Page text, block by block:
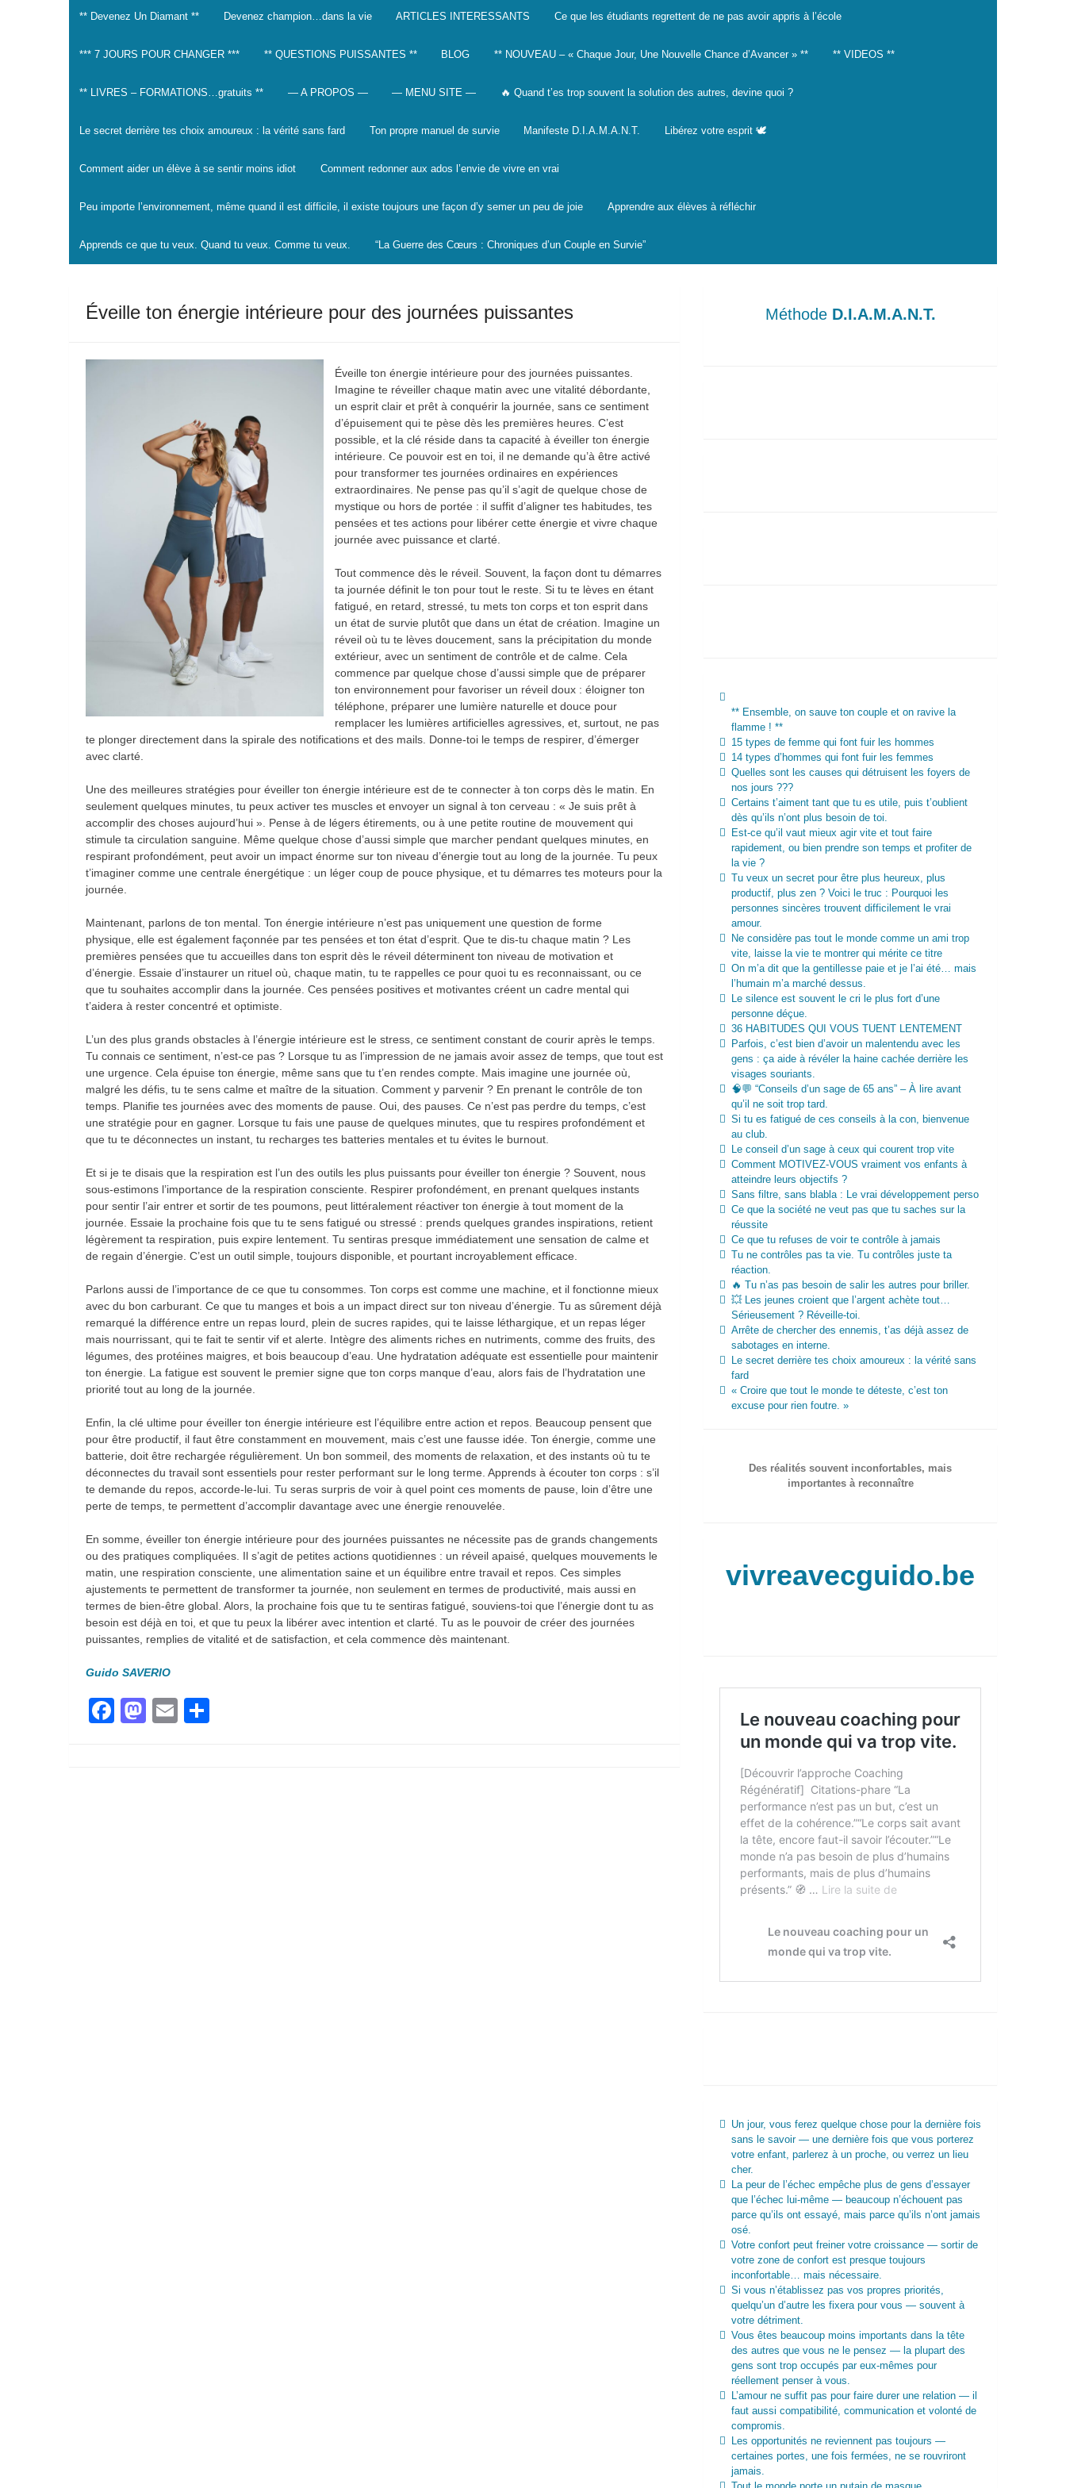
** Devenez Un Diamant ** Devenez champion…dans la vie ARTICLES INTERESSANTS Ce que les étudiants regrettent de ne pas avoir appris à l’école
*** 7 JOURS POUR CHANGER *** ** QUESTIONS PUISSANTES ** BLOG ** NOUVEAU – « Chaque Jour, Une Nouvelle Chance d’Avancer » ** ** VIDEOS **
** LIVRES – FORMATIONS…gratuits ** — A PROPOS — — MENU SITE — 🔥 Quand t’es trop souvent la solution des autres, devine quoi ?
Le secret derrière tes choix amoureux : la vérité sans fard Ton propre manuel de survie Manifeste D.I.A.M.A.N.T. Libérez votre esprit 🕊️
Comment aider un élève à se sentir moins idiot Comment redonner aux ados l’envie de vivre en vrai
Peu importe l’environnement, même quand il est difficile, il existe toujours une façon d’y semer un peu de joie Apprendre aux élèves à réfléchir
Apprends ce que tu veux. Quand tu veux. Comme tu veux. “La Guerre des Cœurs : Chroniques d’un Couple en Survie”
Éveille ton énergie intérieure pour des journées puissantes
Éveille ton énergie intérieure pour des journées puissantes.
Imagine te réveiller chaque matin avec une vitalité débordante,
un esprit clair et prêt à conquérir la journée, sans ce sentiment
d’épuisement qui te pèse dès les premières heures. C’est
possible, et la clé réside dans ta capacité à éveiller ton énergie
intérieure. Ce pouvoir est en toi, il ne demande qu’à être activé
pour transformer tes journées ordinaires en expériences
extraordinaires. Ne pense pas qu’il s’agit de quelque chose de
mystique ou hors de portée : il suffit d’aligner tes habitudes, tes
pensées et tes actions pour libérer cette énergie et vivre chaque
journée avec puissance et clarté.
Tout commence dès le réveil. Souvent, la façon dont tu démarres
ta journée définit le ton pour tout le reste. Si tu te lèves en étant
fatigué, en retard, stressé, tu mets ton corps et ton esprit dans
un état de survie plutôt que dans un état de création. Imagine un
réveil où tu te lèves doucement, sans la précipitation du monde
extérieur, avec un sentiment de contrôle et de calme. Cela
commence par quelque chose d’aussi simple que de préparer
ton environnement pour favoriser un réveil doux : éloigner ton
téléphone, préparer une lumière naturelle et douce pour
remplacer les lumières artificielles agressives, et, surtout, ne pas
te plonger directement dans la spirale des notifications et des mails. Donne-toi le temps de respirer, d’émerger
avec clarté.
Une des meilleures stratégies pour éveiller ton énergie intérieure est de te connecter à ton corps dès le matin. En
seulement quelques minutes, tu peux activer tes muscles et envoyer un signal à ton cerveau : « Je suis prêt à
accomplir des choses aujourd’hui ». Pense à de légers étirements, ou à une petite routine de mouvement qui
stimule ta circulation sanguine. Même quelque chose d’aussi simple que marcher pendant quelques minutes, en
respirant profondément, peut avoir un impact énorme sur ton niveau d’énergie tout au long de la journée. Tu peux
t’imaginer comme une centrale énergétique : un léger coup de pouce physique, et tu démarres tes moteurs pour la
journée.
Maintenant, parlons de ton mental. Ton énergie intérieure n’est pas uniquement une question de forme
physique, elle est également façonnée par tes pensées et ton état d’esprit. Que te dis-tu chaque matin ? Les
premières pensées que tu accueilles dans ton esprit dès le réveil déterminent ton niveau de motivation et
d’énergie. Essaie d’instaurer un rituel où, chaque matin, tu te rappelles ce pour quoi tu es reconnaissant, ou ce
que tu souhaites accomplir dans la journée. Ces pensées positives et motivantes créent un cadre mental qui
t’aidera à rester concentré et optimiste.
L’un des plus grands obstacles à l’énergie intérieure est le stress, ce sentiment constant de courir après le temps.
Tu connais ce sentiment, n’est-ce pas ? Lorsque tu as l’impression de ne jamais avoir assez de temps, que tout est
une urgence. Cela épuise ton énergie, même sans que tu t’en rendes compte. Mais imagine une journée où,
malgré les défis, tu te sens calme et maître de la situation. Comment y parvenir ? En prenant le contrôle de ton
temps. Planifie tes journées avec des moments de pause. Oui, des pauses. Ce n’est pas perdre du temps, c’est
une stratégie pour en gagner. Lorsque tu fais une pause de quelques minutes, que tu respires profondément et
que tu te déconnectes un instant, tu recharges tes batteries mentales et tu évites le burnout.
Et si je te disais que la respiration est l’un des outils les plus puissants pour éveiller ton énergie ? Souvent, nous
sous-estimons l’importance de la respiration consciente. Respirer profondément, en prenant quelques instants
pour sentir l’air entrer et sortir de tes poumons, peut littéralement réactiver ton énergie à tout moment de la
journée. Essaie la prochaine fois que tu te sens fatigué ou stressé : prends quelques grandes inspirations, retient
légèrement ta respiration, puis expire lentement. Tu sentiras presque immédiatement une sensation de calme et
de regain d’énergie. C’est un outil simple, toujours disponible, et pourtant incroyablement efficace.
Parlons aussi de l’importance de ce que tu consommes. Ton corps est comme une machine, et il fonctionne mieux
avec du bon carburant. Ce que tu manges et bois a un impact direct sur ton niveau d’énergie. Tu as sûrement déjà
remarqué la différence entre un repas lourd, plein de sucres rapides, qui te laisse léthargique, et un repas léger
mais nourrissant, qui te fait te sentir vif et alerte. Intègre des aliments riches en nutriments, comme des fruits, des
légumes, des protéines maigres, et bois beaucoup d’eau. Une hydratation adéquate est essentielle pour maintenir
ton énergie. La fatigue est souvent le premier signe que ton corps manque d’eau, alors fais de l’hydratation une
priorité tout au long de la journée.
Enfin, la clé ultime pour éveiller ton énergie intérieure est l’équilibre entre action et repos. Beaucoup pensent que
pour être productif, il faut être constamment en mouvement, mais c’est une fausse idée. Ton énergie, comme une
batterie, doit être rechargée régulièrement. Un bon sommeil, des moments de relaxation, et des instants où tu te
déconnectes du travail sont essentiels pour rester performant sur le long terme. Apprends à écouter ton corps : s’il
te demande du repos, accorde-le-lui. Tu seras surpris de voir à quel point ces moments de pause, loin d’être une
perte de temps, te permettent d’accomplir davantage avec une énergie renouvelée.
En somme, éveiller ton énergie intérieure pour des journées puissantes ne nécessite pas de grands changements
ou des pratiques compliquées. Il s’agit de petites actions quotidiennes : un réveil apaisé, quelques mouvements le
matin, une respiration consciente, une alimentation saine et un équilibre entre travail et repos. Ces simples
ajustements te permettent de transformer ta journée, non seulement en termes de productivité, mais aussi en
termes de bien-être global. Alors, la prochaine fois que tu te sentiras fatigué, souviens-toi que l’énergie dont tu as
besoin est déjà en toi, et que tu peux la libérer avec intention et clarté. Tu as le pouvoir de créer des journées
puissantes, remplies de vitalité et de satisfaction, et cela commence dès maintenant.
Guido SAVERIO
Facebook
Mastodon
Email
Méthode D.I.A.M.A.N.T.
** Ensemble, on sauve ton couple et on ravive la
flamme ! **
15 types de femme qui font fuir les hommes
14 types d’hommes qui font fuir les femmes
Quelles sont les causes qui détruisent les foyers de
nos jours ???
Certains t’aiment tant que tu es utile, puis t’oublient
dès qu’ils n’ont plus besoin de toi.
Est-ce qu’il vaut mieux agir vite et tout faire
rapidement, ou bien prendre son temps et profiter de
la vie ?
Tu veux un secret pour être plus heureux, plus
productif, plus zen ? Voici le truc : Pourquoi les
personnes sincères trouvent difficilement le vrai
amour.
Ne considère pas tout le monde comme un ami trop
vite, laisse la vie te montrer qui mérite ce titre
On m’a dit que la gentillesse paie et je l’ai été… mais
l’humain m’a marché dessus.
Le silence est souvent le cri le plus fort d’une
personne déçue.
36 HABITUDES QUI VOUS TUENT LENTEMENT
Parfois, c’est bien d’avoir un malentendu avec les
gens : ça aide à révéler la haine cachée derrière les
visages souriants.
🧠💬 “Conseils d’un sage de 65 ans” – À lire avant
qu’il ne soit trop tard.
Si tu es fatigué de ces conseils à la con, bienvenue
au club.
Le conseil d’un sage à ceux qui courent trop vite
Comment MOTIVEZ-VOUS vraiment vos enfants à
atteindre leurs objectifs ?
Sans filtre, sans blabla : Le vrai développement perso
Ce que la société ne veut pas que tu saches sur la
réussite
Ce que tu refuses de voir te contrôle à jamais
Tu ne contrôles pas ta vie. Tu contrôles juste ta
réaction.
🔥 Tu n’as pas besoin de salir les autres pour briller.
💥 Les jeunes croient que l’argent achète tout…
Sérieusement ? Réveille-toi.
Arrête de chercher des ennemis, t’as déjà assez de
sabotages en interne.
Le secret derrière tes choix amoureux : la vérité sans
fard
« Croire que tout le monde te déteste, c’est ton
excuse pour rien foutre. »
Des réalités souvent inconfortables, mais
importantes à reconnaître
vivreavecguido.be
Un jour, vous ferez quelque chose pour la dernière fois
sans le savoir — une dernière fois que vous porterez
votre enfant, parlerez à un proche, ou verrez un lieu
cher.
La peur de l’échec empêche plus de gens d’essayer
que l’échec lui-même — beaucoup n’échouent pas
parce qu’ils ont essayé, mais parce qu’ils n’ont jamais
osé.
Votre confort peut freiner votre croissance — sortir de
votre zone de confort est presque toujours
inconfortable… mais nécessaire.
Si vous n’établissez pas vos propres priorités,
quelqu’un d’autre les fixera pour vous — souvent à
votre détriment.
Vous êtes beaucoup moins importants dans la tête
des autres que vous ne le pensez — la plupart des
gens sont trop occupés par eux-mêmes pour
réellement penser à vous.
L’amour ne suffit pas pour faire durer une relation — il
faut aussi compatibilité, communication et volonté de
compromis.
Les opportunités ne reviennent pas toujours —
certaines portes, une fois fermées, ne se rouvriront
jamais.